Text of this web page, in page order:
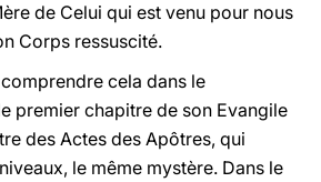
de Celui qui est venu pour nous
Corps ressuscité.
cela dans le
premier chapitre de son Evangile
des Actes des Apôtres, qui
le même mystère. Dans le